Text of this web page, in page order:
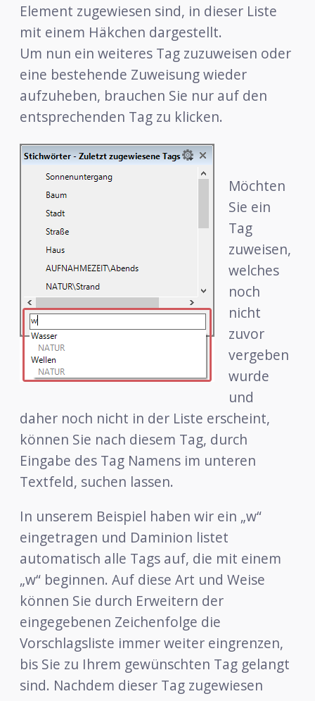
Element zugewiesen sind, in dieser Liste
mit einem Häkchen dargestellt.
Um nun ein weiteres Tag zuzuweisen oder
eine bestehende Zuweisung wieder
aufzuheben, brauchen Sie nur auf den
entsprechenden Tag zu klicken.
Möchten
Sie ein
Tag
zuweisen,
welches
noch
nicht
zuvor
vergeben
wurde
und
daher noch nicht in der Liste erscheint,
können Sie nach diesem Tag, durch
Eingabe des Tag Namens im unteren
Textfeld, suchen lassen.
In unserem Beispiel haben wir ein „w“
eingetragen und Daminion listet
automatisch alle Tags auf, die mit einem
„w“ beginnen. Auf diese Art und Weise
können Sie durch Erweitern der
eingegebenen Zeichenfolge die
Vorschlagsliste immer weiter eingrenzen,
bis Sie zu Ihrem gewünschten Tag gelangt
sind. Nachdem dieser Tag zugewiesen